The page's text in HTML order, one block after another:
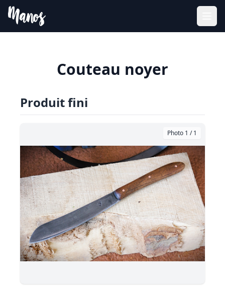
Couteau noyer
Produit fini
Photo 1 / 1